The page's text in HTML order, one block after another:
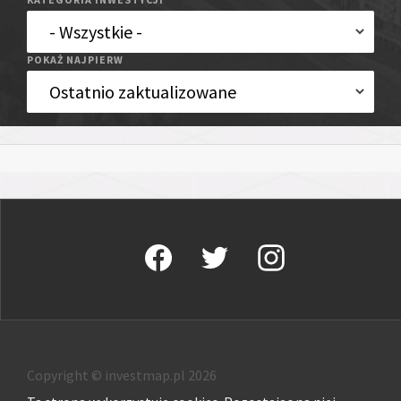
POKAŻ NAJPIERW
Copyright © investmap.pl 2026